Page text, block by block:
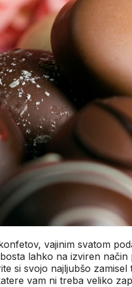
vajinim svatom
lahko na izviren
si svojo najljubšo
vam ni treba veliko